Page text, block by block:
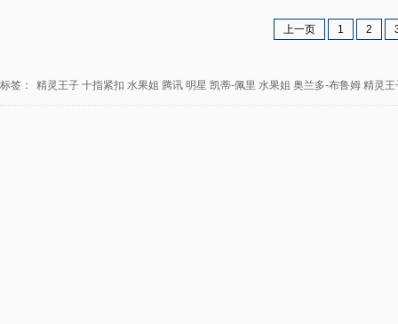
上一页 1 2
标签： 精灵王子 十指紧扣 水果姐 腾讯 明星 凯蒂-佩里 水果姐 奥兰多-布鲁姆 精灵王